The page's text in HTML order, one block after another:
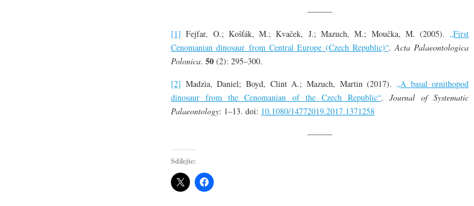
———
[1] Fejfar, O.; Košťák, M.; Kvaček, J.; Mazuch, M.; Moučka, M. (2005). „First
Cenomanian dinosaur from Central Europe (Czech Republic)“.Acta Palaeontologica
Polonica. 50 (2): 295–300.
[2] Madzia, Daniel; Boyd, Clint A.; Mazuch, Martin (2017). „A basal ornithopod
dinosaur from the Cenomanian of the Czech Republic“.Journal of Systematic
Palaeontology: 1–13. doi: 10.1080/14772019.2017.1371258
———
Sdílejte: